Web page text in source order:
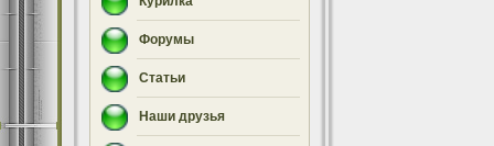
Форумы
Статьи
Наши друзья